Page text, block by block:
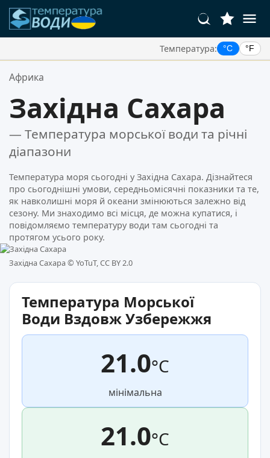
Температура: °C °F
Ваші Улюблені Місця:
Африка
Західна Сахара
— Температура морської води та річні
діапазони
Температура моря сьогодні у Західна Сахара. Дізнайтеся
про сьогоднішні умови, середньомісячні показники та те,
як навколишні моря й океани змінюються залежно від
сезону. Ми знаходимо всі місця, де можна купатися, і
повідомляємо температуру води там сьогодні та
протягом усього року.
Західна Сахара © YoTuT, CC BY 2.0
Температура Морської
Води Вздовж Узбережжя
21.0°C
мінімальна
21.0°C